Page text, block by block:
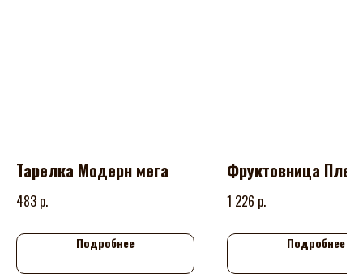
Тарелка Модерн мега
483 р.
Подробнее
Фруктовница
1 226 р.
Подробнее